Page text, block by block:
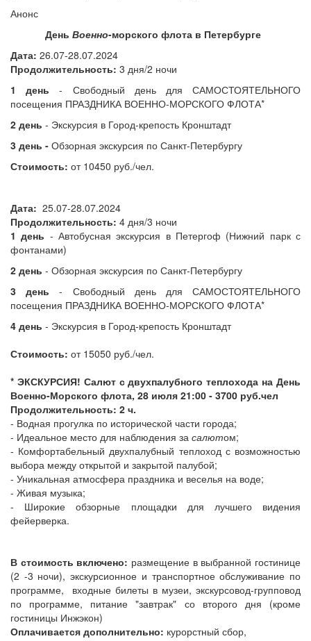
Анонс
День Военно-морского флота в Петербурге
Дата: 26.07-28.07.2024
Продолжительность: 3 дня/2 ночи
1 день- Свободный день для САМОСТОЯТЕЛЬНОГО
посещения ПРАЗДНИКА ВОЕННО-МОРСКОГО ФЛОТА*
2 день - Экскурсия в Город-крепость Кронштадт
3 день - Обзорная экскурсия по Санкт-Петербургу
Стоимость: от 10450 руб./чел.
Дата: 25.07-28.07.2024
Продолжительность: 4 дня/3 ночи
1 день - Автобусная экскурсия в Петергоф (Нижний парк с
фонтанами)
2 день - Обзорная экскурсия по Санкт-Петербургу
3 день- Свободный день для САМОСТОЯТЕЛЬНОГО
посещения ПРАЗДНИКА ВОЕННО-МОРСКОГО ФЛОТА*
4 день - Экскурсия в Город-крепость Кронштадт
Стоимость: от 15050 руб./чел.
* ЭКСКУРСИЯ! Салют с двухпалубного теплохода на День
Военно-Морского флота, 28 июля 21:00 - 3700 руб.чел
Продолжительность: 2 ч.
- Водная прогулка по исторической части города;
- Идеальное место для наблюдения за салютом;
- Комфортабельный двухпалубный теплоход с возможностью
выбора между открытой и закрытой палубой;
- Уникальная атмосфера праздника и веселья на воде;
- Живая музыка;
- Широкие обзорные площадки для лучшего видения
фейерверка.
В стоимость включено: размещение в выбранной гостинице
(2 -3 ночи), экскурсионное и транспортное обслуживание по
программе, входные билеты в музеи, экскурсовод-групповод
по программе, питание "завтрак" со второго дня (кроме
гостиницы Инжэкон)
Оплачивается дополнительно: курорстный сбор,